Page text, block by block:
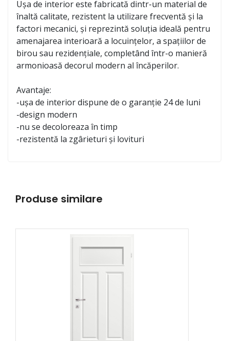
Ușa de interior este fabricată dintr-un material de
înaltă calitate, rezistent la utilizare frecventă și la
factori mecanici, și reprezintă soluția ideală pentru
amenajarea interioară a locuințelor, a spațiilor de
birou sau rezidențiale, completând într-o manieră
armonioasă decorul modern al încăperilor.
Avantaje:
-ușa de interior dispune de o garanție 24 de luni
-design modern
-nu se decoloreaza în timp
-rezistentă la zgârieturi și lovituri
Produse similare